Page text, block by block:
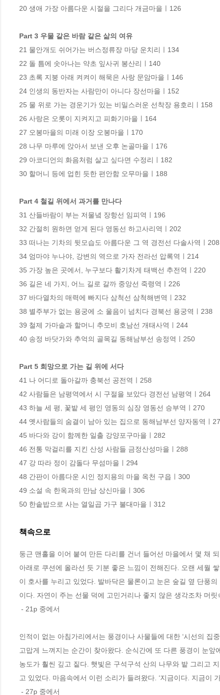
20 생애 가장 아름다운 시절을 그리다 개금마을ㅣ126
Part 3 우물 같은 바람 같은 삶의 여유
21 물안개도 쉬어가는 버스정류장 마당 운치리ㅣ134
22 돌 틈에 솟아나는 약초 잎사귀 봉산리ㅣ140
23 초록 지붕 아래 켜켜이 해묵은 사랑 문암마을ㅣ146
24 인생의 동반자는 사람만이 아니다 장선마을ㅣ152
25 물 위로 가는 경운기가 있는 비밀스러운 선착장 용호리ㅣ158
26 사랑은 오롯이 지켜지고 피화기마을ㅣ164
27 오봉마을의 미래 이장 오봉마을ㅣ170
28 나무 마루에 앉아서 보낸 오후 논골마을ㅣ176
29 아코디언의 화음처럼 살고 싶다면 수정리ㅣ182
30 할머니 등에 업힌 듯한 편안함 오무마을ㅣ188
Part 4 철길 위에서 과거를 만나다
31 산들바람이 부는 저물녘 장항선 임피역ㅣ196
32 간절히 원하면 얻게 된다 영동선 하고사리역ㅣ202
33 떠나는 기차의 뒷모습도 아름다운 그 역 경전선 다솔사역ㅣ208
34 엄마야 누나야, 강변의 역으로 가자 전라선 압록역ㅣ214
35 가장 높은 곳에서, 누구보다 활기차게 태백선 추전역ㅣ220
36 길은 네 가지, 어느 길로 갈까 중앙선 죽령역ㅣ226
37 바다열차의 매력에 빠지다 삼척선 삼척해변역ㅣ232
38 별주부가 없는 용궁에 소 울음이 넘치다 경북선 용궁역ㅣ238
39 철제 가마솥과 할머니 추모비 호남선 개태사역ㅣ244
40 송정 바닷가와 추억의 골목길 동해남부선 송정역ㅣ250
Part 5 희망으로 가는 길 위에 서다
41 나 어디로 돌아갈까 충북선 공전역ㅣ258
42 사람들은 남평역에서 시 구절을 보았다 경전선 남평역ㅣ264
43 하늘 세 평, 꽃밭 세 평인 영동의 심장 영동선 승부역ㅣ270
44 옛사람들의 숨결이 남아 있는 집으로 동해남부선 양자동역ㅣ
45 바다와 강이 함께한 일출 강양포구마을ㅣ282
46 전통 막걸리를 지킨 산성 사람들 금정산성마을ㅣ288
47 강 따라 정이 감돌다 무섬마을ㅣ294
48 간판이 아름다운 시인 정지용의 마을 옥천 구읍ㅣ300
49 소설 속 한옥과의 만남 상신마을ㅣ306
50 한솥밥으로 사는 열일곱 가구 불대마을ㅣ312
책속으로
둥근 맨홀을 이어 붙여 만든 다리를 건너 들어선 마을에서 몇 채
아래로 쿠션에 올라선 듯 기분 좋은 느낌이 전해진다. 오랜 세월
이 호사를 누리고 있었다. 발바닥은 물론이고 눈은 숲길 옆 단풍
이다. 자연이 주는 선물 덕에 고민거리나 좋지 않은 생각조차 머
- 21p 중에서
인적이 없는 아침가리에서는 풍경이나 사물들에 대한 ‘시선의 집
고맙게 느껴지는 순간이 찾아왔다. 순식간에 또 다른 풍경이 눈
농도가 훨씬 깊고 짙다. 햇빛은 구석구석 산의 나무와 밭 그리고
고 있었다. 마음속에서 이런 소리가 들려왔다. ‘지금이다. 지금이
- 27p 중에서